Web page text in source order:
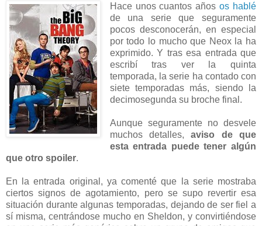
Hace unos cuantos añosos hablé
de una serie que seguramente
pocos desconocerán, en especial
por todo lo mucho que Neox la ha
exprimido. Y tras esa entrada que
escribí tras ver la quinta
temporada, la serie ha contado con
siete temporadas más, siendo la
decimosegunda su broche final.
Aunque seguramente no desvele
muchos detalles,aviso de que
esta entrada puede tener algún
que otro spoiler.
En la entrada original, ya comenté que la serie mostraba
ciertos signos de agotamiento, pero se supo revertir esa
situación durante algunas temporadas, dejando de ser fiel a
sí misma, centrándose mucho en Sheldon, y convirtiéndose